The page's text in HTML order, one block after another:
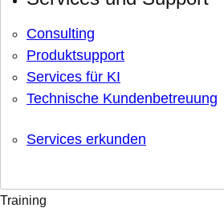
Consulting
Produktsupport
Services für KI
Technische Kundenbetreuung
Services erkunden
Training